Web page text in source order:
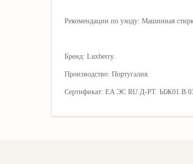
Рекомендации по уходу: Машинная
Бренд: Luxberry.
Производство: Португалия.
Сертификат: ЕА ЭС RU Д-РТ.